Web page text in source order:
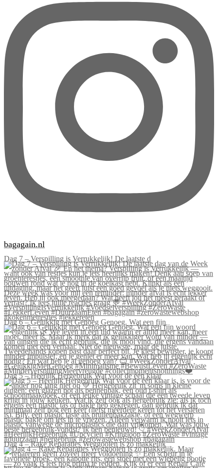
bagagain.nl
Dag 7 – Verspilling is Verrukkelijk! De laatste d
Dag 6 – Gelukkig met Genoeg Genoeg. Wat een fijn
Dag 5 – Heerlijk Hergebruik Wat voor de één klaar
Dag 4 – Rake Reparaties Weggooien is zo makkelijk